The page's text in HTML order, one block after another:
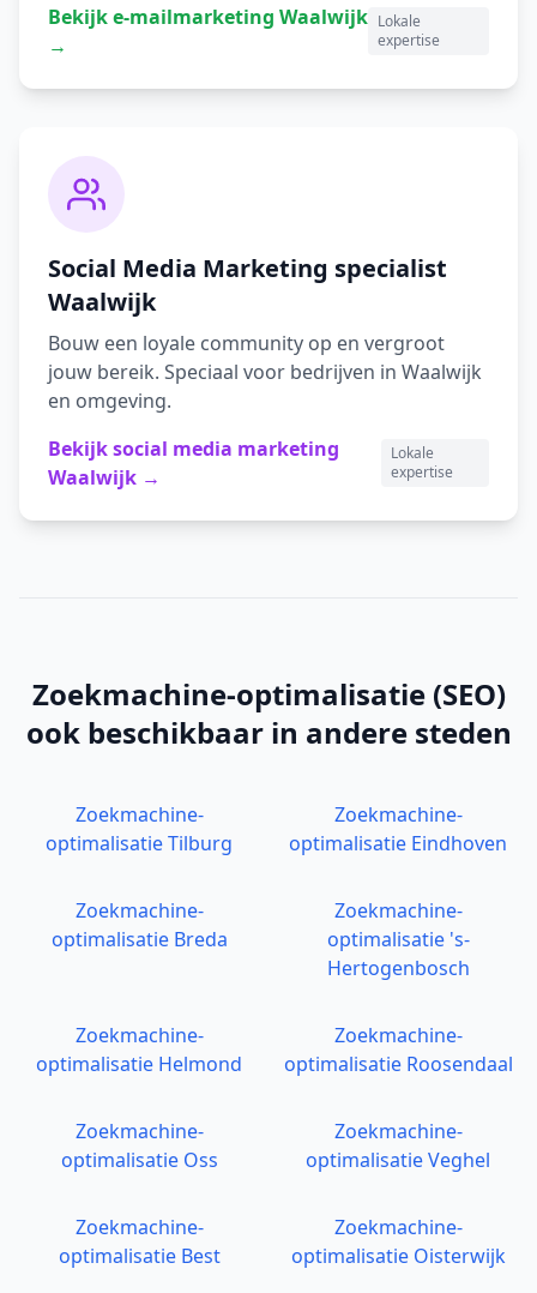
Bekijke-mailmarketing Waalwijk
→
Lokale
expertise
Social Media Marketing specialist
Waalwijk
Bouw een loyale community op en vergroot
jouw bereik. Speciaal voor bedrijven in Waalwijk
en omgeving.
Bekijksocial media marketing
Waalwijk →
Lokale
expertise
Zoekmachine-optimalisatie (SEO)
ook beschikbaar in andere steden
Zoekmachine-
optimalisatieTilburg
Zoekmachine-
optimalisatie Eindhoven
Zoekmachine-
optimalisatie Breda
Zoekmachine-
optimalisatie 's-
Hertogenbosch
Zoekmachine-
optimalisatie Helmond
Zoekmachine-
optimalisatie Roosendaal
Zoekmachine-
optimalisatie Oss
Zoekmachine-
optimalisatieVeghel
Zoekmachine-
optimalisatie Best
Zoekmachine-
optimalisatie Oisterwijk